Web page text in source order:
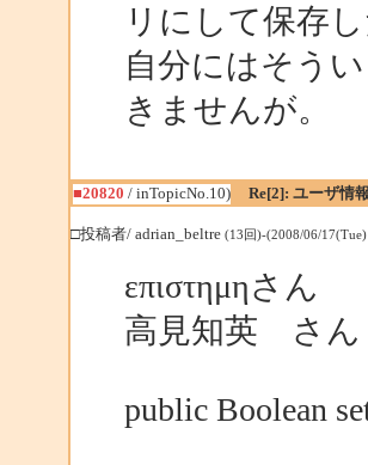
リにして保存
自分にはそう
きませんが。
■20820 / inTopicNo.10) Re[2]: ユーザ情報
□投稿者/ adrian_beltre (13回)-(2008/06/
επιστημηさん
高見知英 さん
public Boolean